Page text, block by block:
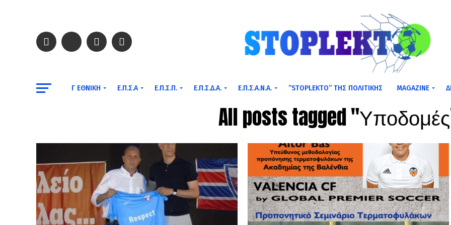
Γ ΕΘΝΙΚΉ Ε.Π.Σ.Α Ε.Π.Σ.Π. Ε.Π.Σ.Δ.Α. Ε.Π.Σ.Α.Ν.Α. ”STOPLEKTO” ΤΗΣ ΠΟΛΙΤΙΚΗΣ MAGAZINE
All posts tagged